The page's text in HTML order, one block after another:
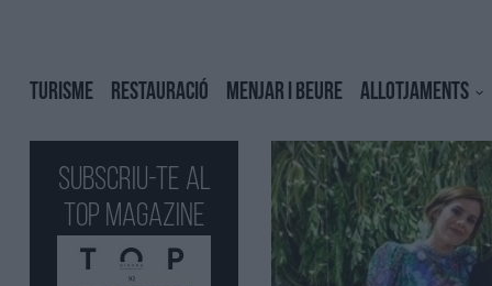
TURISME RESTAURACIÓ MENJAR I BEURE ALLOTJAMENTS
Subscriu-te al
Top Magazine